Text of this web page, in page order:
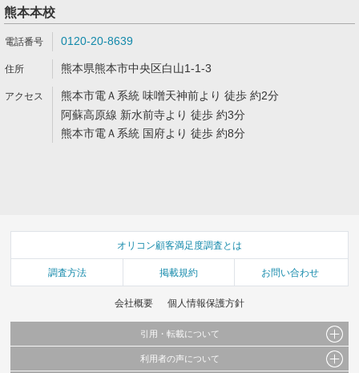
熊本本校
0120-20-8639
熊本県熊本市中央区白山1-1-3
熊本市電Ａ系統 味噌天神前より 徒歩 約2分
阿蘇高原線 新水前寺より 徒歩 約3分
熊本市電Ａ系統 国府より 徒歩 約8分
オリコン顧客満足度調査とは
調査方法 掲載規約 お問い合わせ
会社概要 個人情報保護方針
引用・転載について
当サイトで公開されている情報（文字、写真、イラスト、画像データ等）及びこれらの配
利用者の声について